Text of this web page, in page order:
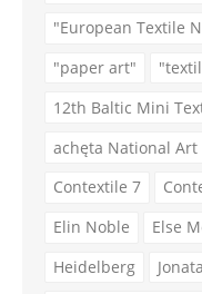
"European Textile
"paper art"
12th Baltic Mini
achęta National Art
Contextile 7
Elin Noble
Else
Heidelberg